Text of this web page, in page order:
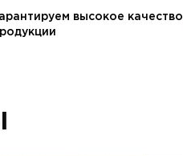
высокое качество